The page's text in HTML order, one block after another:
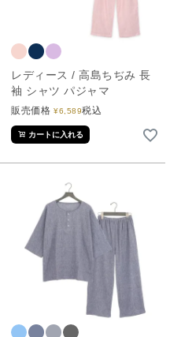
レディース / 高島ちぢみ 長
袖 シャツ パジャマ
販売価格 ¥6,589税込
カートに入れる